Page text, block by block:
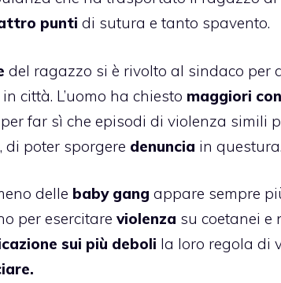
punti di sutura e tanto spavento.
del ragazzo si è rivolto al sindaco per
città. L’uomo ha chiesto maggiori
far sì che episodi di violenza simili
di poter sporgere denuncia in questura.
delle baby gang appare sempre
per esercitare violenza su coetanei e
sui più deboli la loro regola di